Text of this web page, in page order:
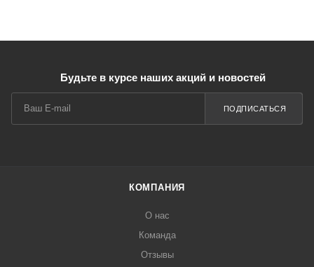
Будьте в курсе наших акций и новостей
ПОДПИСАТЬСЯ
КОМПАНИЯ
О нас
Команда
Отзывы